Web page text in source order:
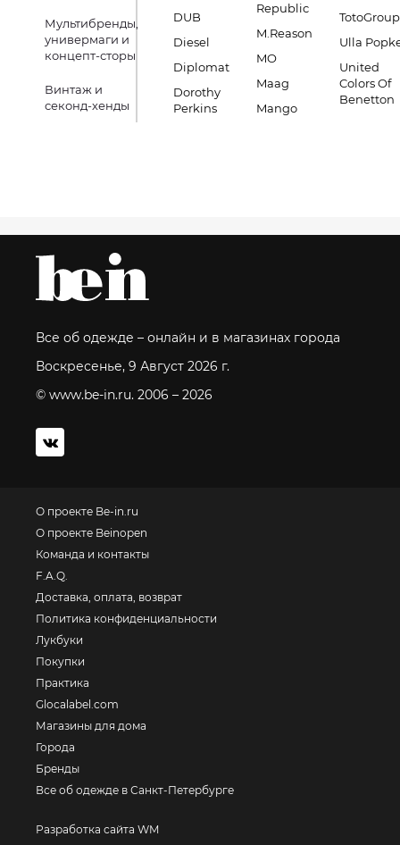
Мультибренды,
универмаги и
концепт-сторы
Винтаж и
секонд-хенды
DUB
Diesel
Diplomat
Dorothy
Perkins
Republic
M.Reason
MO
Maag
Mango
TotoGroup
Ulla
United
Colors Of
Benetton
Все об одежде – онлайн и в магазинах города
Воскресенье, 9 Август 2026 г.
© www.be-in.ru. 2006 – 2026
О проекте Be-in.ru
О проекте Beinopen
Команда и контакты
F.A.Q.
Доставка, оплата, возврат
Политика конфиденциальности
Лукбуки
Покупки
Практика
Glocalabel.com
Магазины для дома
Города
Бренды
Все об одежде в Санкт-Петербурге
Разработка сайта WM